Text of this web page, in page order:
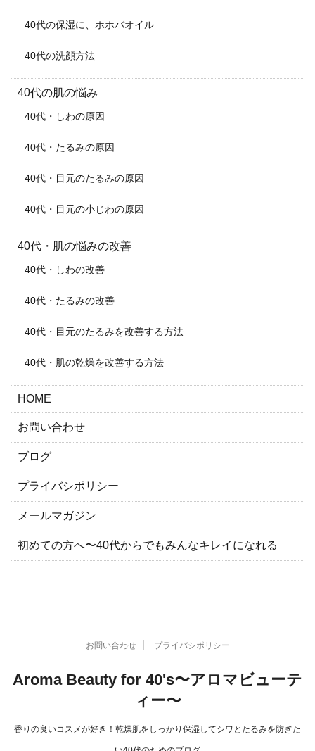
40代の保湿に、ホホバオイル
40代の洗顔方法
40代の肌の悩み
40代・しわの原因
40代・たるみの原因
40代・目元のたるみの原因
40代・目元の小じわの原因
40代・肌の悩みの改善
40代・しわの改善
40代・たるみの改善
40代・目元のたるみを改善する方法
40代・肌の乾燥を改善する方法
HOME
お問い合わせ
ブログ
プライバシポリシー
メールマガジン
初めての方へ〜40代からでもみんなキレイになれる
お問い合わせ プライバシポリシー
Aroma Beauty for 40's〜アロマビューテ
ィー〜
香りの良いコスメが好き！乾燥肌をしっかり保湿してシワとたるみを防ぎた